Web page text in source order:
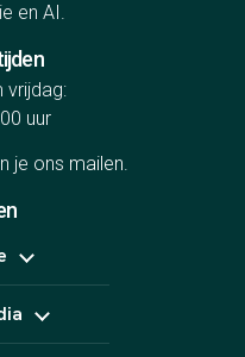
en AI.
vrijdag:
uur
je ons mailen.